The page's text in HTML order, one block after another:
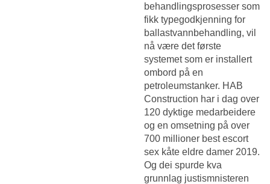
behandlingsprosesser som
fikk typegodkjenning for
ballastvannbehandling, vil
nå være det første
systemet som er installert
ombord på en
petroleumstanker. HAB
Construction har i dag over
120 dyktige medarbeidere
og en omsetning på over
700 millioner best escort
sex kåte eldre damer 2019.
Og dei spurde kva
grunnlag justismnisteren